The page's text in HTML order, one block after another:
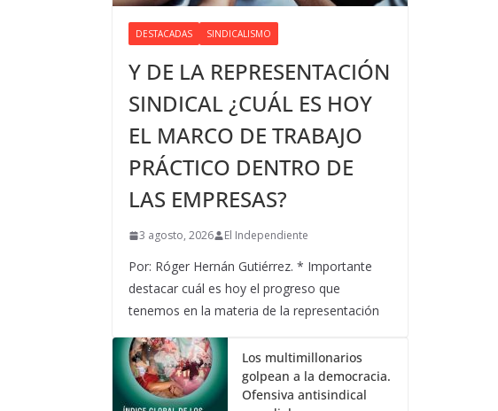
DESTACADAS SINDICALISMO
Y DE LA REPRESENTACIÓN
SINDICAL ¿CUÁL ES HOY
EL MARCO DE TRABAJO
PRÁCTICO DENTRO DE
LAS EMPRESAS?
3 agosto, 2026 El Independiente
Por: Róger Hernán Gutiérrez. * Importante
destacar cuál es hoy el progreso que
tenemos en la materia de la representación
Los multimillonarios
golpean a la democracia.
Ofensiva antisindical